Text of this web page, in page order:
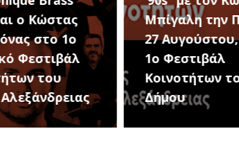
την Πέμπτη
στο
του
2026 – Σαν
θερινού
βραβευμένες
και
εισιτήριο 2